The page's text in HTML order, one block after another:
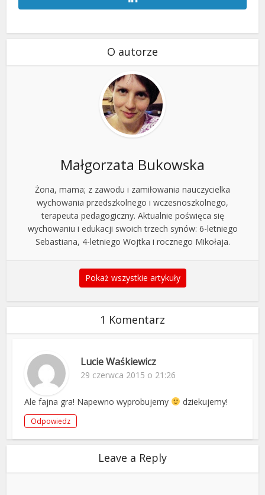
O autorze
Małgorzata Bukowska
Żona, mama; z zawodu i zamiłowania nauczycielka
wychowania przedszkolnego i wczesnoszkolnego,
terapeuta pedagogiczny. Aktualnie poświęca się
wychowaniu i edukacji swoich trzech synów: 6-letniego
Sebastiana, 4-letniego Wojtka i rocznego Mikołaja.
Pokaż wszystkie artykuły
1 Komentarz
Lucie Waśkiewicz
29 czerwca 2015 o 21:26
Ale fajna gra! Napewno wyprobujemy dziekujemy!
Odpowiedz
Leave a Reply